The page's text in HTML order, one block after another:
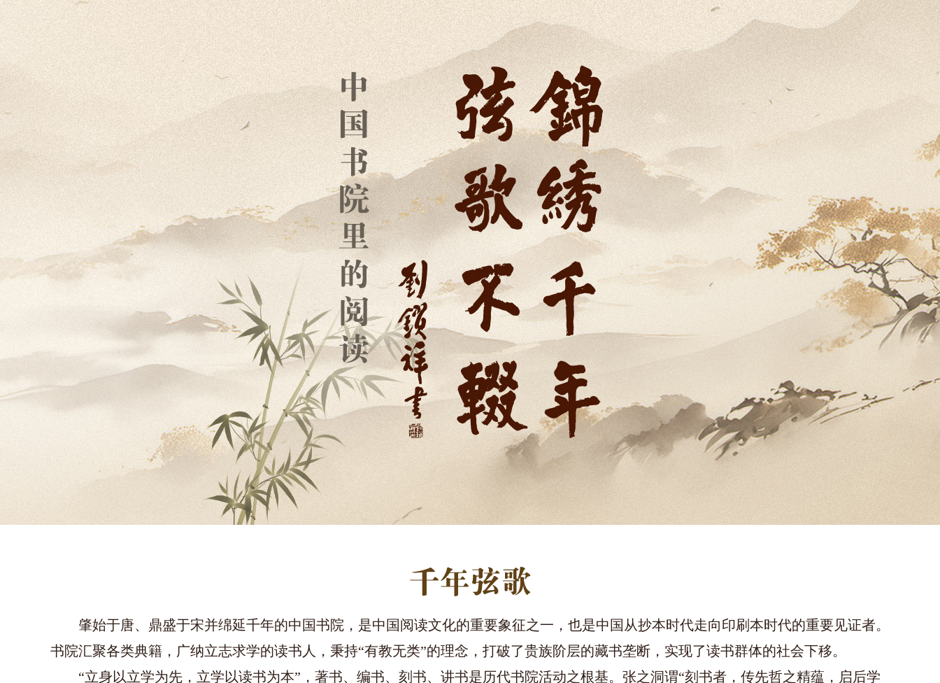
肇始于唐、鼎盛于宋并绵延千年的中国书院，是中国阅读文化的重要象征之一，也是中国从抄本时代走向印刷本时代的重要见证者。
书院汇聚各类典籍，广纳立志求学的读书人，秉持“有教无类”的理念，打破了贵族阶层的藏书垄断，实现了读书群体的社会下移。
“立身以立学为先，立学以读书为本”，著书、编书、刻书、讲书是历代书院活动之根基。张之洞谓“刻书者，传先哲之精蕴，启后学